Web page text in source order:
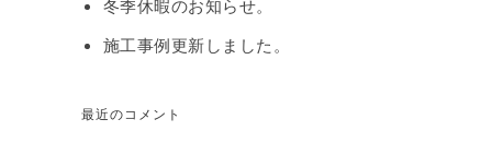
冬季休暇のお知らせ。
施工事例更新しました。
最近のコメント